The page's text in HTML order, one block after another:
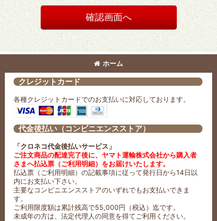
確認画面へ
ホーム
クレジットカード
各種クレジットカードでのお支払いに対応しております。
代金後払い（コンビニエンスストア）
「クロネコ代金後払いサービス」
ご注文商品の配達完了後に、ヤマト運輸株式会社から購入者
さまへ払込票（ご利用明細）をお届けいたします。
払込票（ご利用明細）の記載事項に従って発行日から14日以
内にお支払い下さい。
主要なコンビニエンスストアのいずれでもお支払いできま
す。
ご利用限度額は累計残高で55,000円（税込）迄です。
未成年の方は、法定代理人の同意を得てご利用ください。